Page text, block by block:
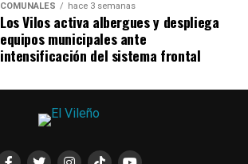
COMUNALES hace 3 semanas
Los Vilos activa albergues y despliega
equipos municipales ante
intensificación del sistema frontal